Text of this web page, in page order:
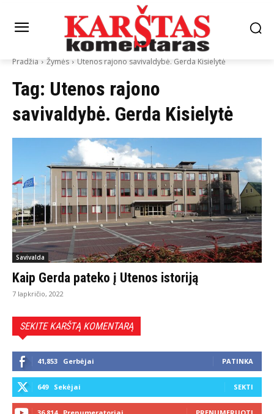
Pradžia Žymės Utenos rajono savivaldybė. Gerda Kisielytė
Tag: Utenos rajono
savivaldybė. Gerda Kisielytė
Savivalda
Kaip Gerda pateko į Utenos istoriją
7 lapkričio, 2022
SEKITE KARŠTĄ KOMENTARĄ
41,853 Gerbėjai PATINKA
649 Sekėjai SEKTI